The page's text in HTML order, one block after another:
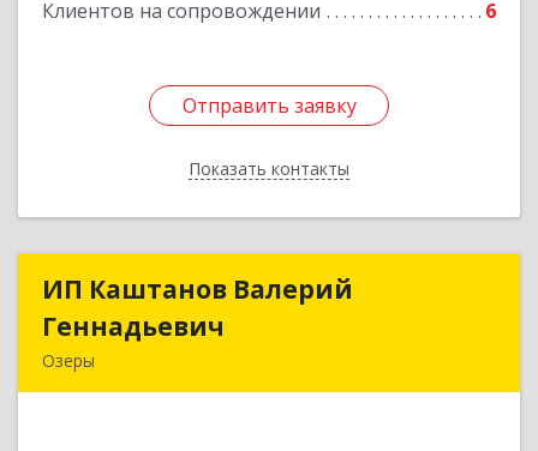
Клиентов на сопровождении 6
Отправить заявку
Показать контакты
Отправить заявку
Назад
ИП Каштанов Валерий
Геннадьевич
Озеры
ИП Каштанов Валерий